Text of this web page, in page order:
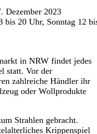
Dezember 2023
bis 20 Uhr, Sonntag 12
in NRW findet jedes
statt. Vor der
zahlreiche Händler ihr
oder Wollprodukte
Strahlen gebracht.
Krippenspiel